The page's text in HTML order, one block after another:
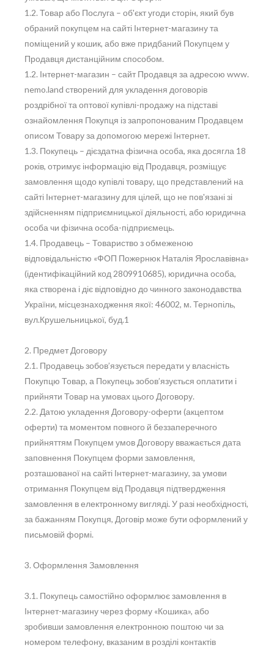
1.2. Товар або Послуга – об'єкт угоди сторін, який був
обраний покупцем на сайті Інтернет-магазину та
поміщений у кошик, або вже придбаний Покупцем у
Продавця дистанційним способом.
1.2. Інтернет-магазин – сайт Продавця за адресою www.
nemo.land створений для укладення договорів
роздрібної та оптової купівлі-продажу на підставі
ознайомлення Покупця із запропонованим Продавцем
описом Товару за допомогою мережі Інтернет.
1.3. Покупець – дієздатна фізична особа, яка досягла 18
років, отримує інформацію від Продавця, розміщує
замовлення щодо купівлі товару, що представлений на
сайті Інтернет-магазину для цілей, що не пов'язані зі
здійсненням підприємницької діяльності, або юридична
особа чи фізична особа-підприємець.
1.4. Продавець – Товариство з обмеженою
відповідальністю «ФОП Пожернюк Наталія Ярославівна»
(ідентифікаційний код 2809910685), юридична особа,
яка створена і діє відповідно до чинного законодавства
України, місцезнаходження якої: 46002, м. Тернопіль,
вул.Крушельницької, буд.1
2. Предмет Договору
2.1. Продавець зобов’язується передати у власність
Покупцю Товар, а Покупець зобов’язується оплатити і
прийняти Товар на умовах цього Договору.
2.2. Датою укладення Договору-оферти (акцептом
оферти) та моментом повного й беззаперечного
прийняттям Покупцем умов Договору вважається дата
заповнення Покупцем форми замовлення,
розташованої на сайті Інтернет-магазину, за умови
отримання Покупцем від Продавця підтвердження
замовлення в електронному вигляді. У разі необхідності,
за бажанням Покупця, Договір може бути оформлений у
письмовій формі.
3. Оформлення Замовлення
3.1. Покупець самостійно оформлює замовлення в
Інтернет-магазину через форму «Кошика», або
зробивши замовлення електронною поштою чи за
номером телефону, вказаним в розділі контактів